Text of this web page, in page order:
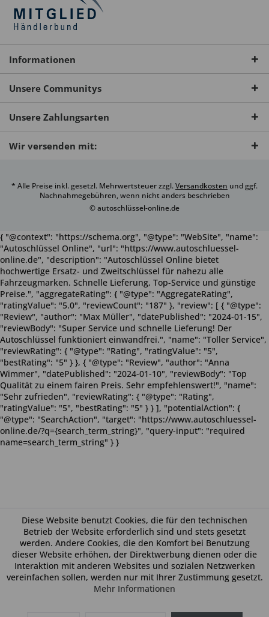
Informationen
Unsere Communitys
Unsere Zahlungsarten
Wir versenden mit:
* Alle Preise inkl. gesetzl. Mehrwertsteuer zzgl.Versandkosten und ggf.
Nachnahmegebühren, wenn nicht anders beschrieben
© autoschlüssel-online.de
Diese Website benutzt Cookies, die für den technischen
Betrieb der Website erforderlich sind und stets gesetzt
werden. Andere Cookies, die den Komfort bei Benutzung
dieser Website erhöhen, der Direktwerbung dienen oder die
Interaktion mit anderen Websites und sozialen Netzwerken
vereinfachen sollen, werden nur mit Ihrer Zustimmung gesetzt.
Mehr Informationen
{ "@context": "https://schema.org", "@type": "WebSite", "name":
"Autoschlüssel Online", "url": "https://www.autoschluessel-
online.de", "description": "Autoschlüssel Online bietet
hochwertige Ersatz- und Zweitschlüssel für nahezu alle
Fahrzeugmarken. Schnelle Lieferung, Top-Service und günstige
Preise.", "aggregateRating": { "@type": "AggregateRating",
"ratingValue": "5.0", "reviewCount": "187" }, "review": [ { "@type":
"Review", "author": "Max Müller", "datePublished": "2024-01-15",
"reviewBody": "Super Service und schnelle Lieferung! Der
Autoschlüssel funktioniert einwandfrei.", "name": "Toller Service",
"reviewRating": { "@type": "Rating", "ratingValue": "5",
"bestRating": "5" } }, { "@type": "Review", "author": "Anna
Wimmer", "datePublished": "2024-01-10", "reviewBody": "Top
Qualität zu einem fairen Preis. Sehr empfehlenswert!", "name":
"Sehr zufrieden", "reviewRating": { "@type": "Rating",
"ratingValue": "5", "bestRating": "5" } } ], "potentialAction": {
"@type": "SearchAction", "target": "https://www.autoschluessel-
online.de/?q={search_term_string}", "query-input": "required
name=search_term_string" } }